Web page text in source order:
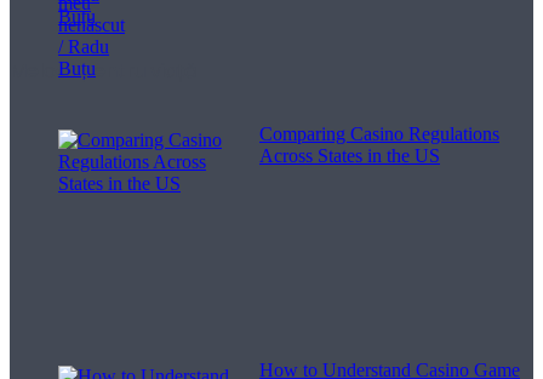
Melodii pentru viață
Comparing Casino Regulations
Across States in the US
How to Understand Casino Game